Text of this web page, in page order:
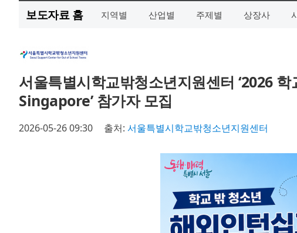
보도자료 홈 지역별 산업별 주제별 상장사
서울특별시학교밖청소년지원센터 ‘2026
Singapore’ 참가자 모집
2026-05-26 09:30 출처: 서울특별시학교밖청소년지원센터